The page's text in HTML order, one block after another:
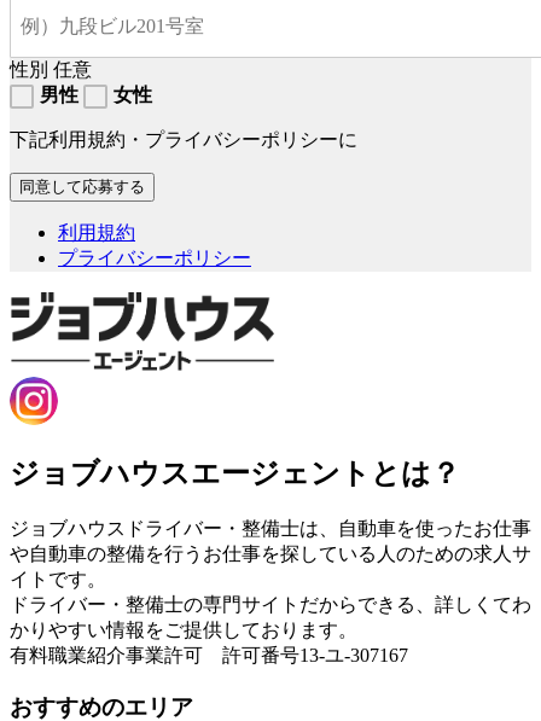
性別 任意
男性
女性
下記利用規約・プライバシーポリシーに
利用規約
プライバシーポリシー
ジョブハウスエージェントとは？
ジョブハウスドライバー・整備士は、自動車を使ったお仕事
や自動車の整備を行うお仕事を探している人のための求人サ
イトです。
ドライバー・整備士の専門サイトだからできる、詳しくてわ
かりやすい情報をご提供しております。
有料職業紹介事業許可 許可番号13-ユ-307167
おすすめのエリア